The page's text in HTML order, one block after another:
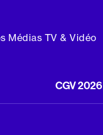
Médias TV & Vidéo
CGV 2026